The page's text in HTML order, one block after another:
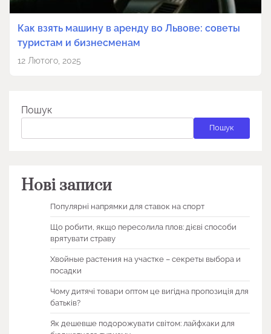
Как взять машину в аренду во Львове: советы
туристам и бизнесменам
12 Лютого, 2025
Пошук
Пошук
Нові записи
Популярні напрямки для ставок на спорт
Що робити, якщо пересолила плов: дієві способи
врятувати страву
Хвойные растения на участке – секреты выбора и
посадки
Чому дитячі товари оптом це вигідна пропозиція для
батьків?
Як дешевше подорожувати світом: лайфхаки для